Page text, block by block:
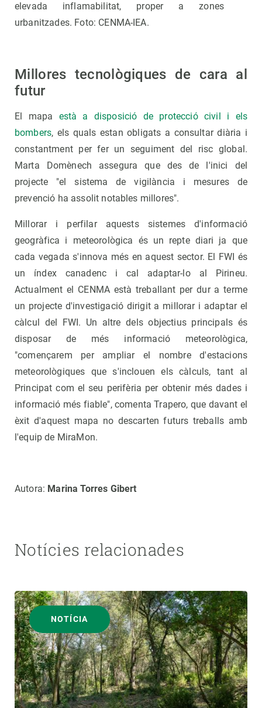
elevada inflamabilitat, proper a zones
urbanitzades. Foto: CENMA-IEA.
Millores tecnològiques de cara al
futur
El mapa està a disposició de protecció civil i els
bombers, els quals estan obligats a consultar diària i
constantment per fer un seguiment del risc global.
Marta Domènech assegura que des de l'inici del
projecte "el sistema de vigilància i mesures de
prevenció ha assolit notables millores".
Millorar i perfilar aquests sistemes d'informació
geogràfica i meteorològica és un repte diari ja que
cada vegada s'innova més en aquest sector. El FWI és
un índex canadenc i cal adaptar-lo al Pirineu.
Actualment el CENMA està treballant per dur a terme
un projecte d'investigació dirigit a millorar i adaptar el
càlcul del FWI. Un altre dels objectius principals és
disposar de més informació meteorològica,
"començarem per ampliar el nombre d'estacions
meteorològiques que s'inclouen els càlculs, tant al
Principat com el seu perifèria per obtenir més dades i
informació més fiable", comenta Trapero, que davant el
èxit d'aquest mapa no descarten futurs treballs amb
l'equip de MiraMon.
Autora: Marina Torres Gibert
Notícies relacionades
NOTÍCIA